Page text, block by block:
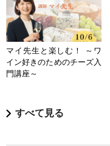
マイ先生と楽しむ！ ～ワ
イン好きのためのチーズ入
門講座～
すべて見る